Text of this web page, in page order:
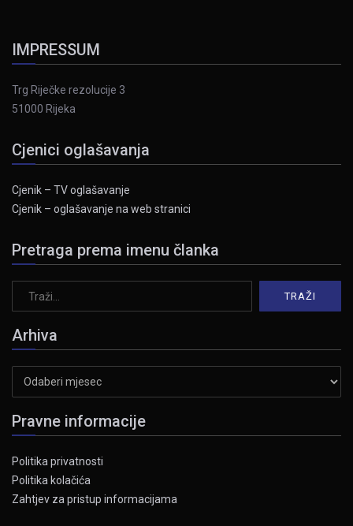
IMPRESSUM
Trg Riječke rezolucije 3
51000 Rijeka
Cjenici oglašavanja
Cjenik – TV oglašavanje
Cjenik – oglašavanje na web stranici
Pretraga prema imenu članka
Arhiva
Pravne informacije
Politika privatnosti
Politika kolačića
Zahtjev za pristup informacijama